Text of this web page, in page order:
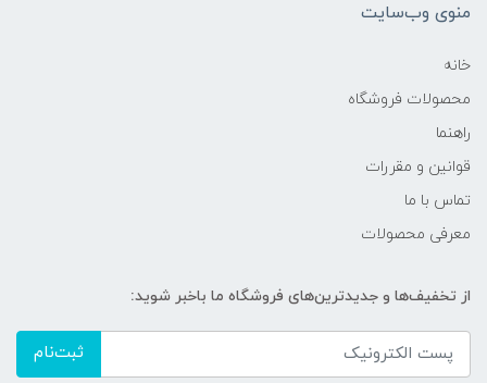
منوی وب‌سایت
خانه
محصولات فروشگاه
راهنما
قوانین و مقررات
تماس با ما
معرفی محصولات
از تخفیف‌ها و جدیدترین‌های فروشگاه ما باخبر شوید:
ثبت‌نام